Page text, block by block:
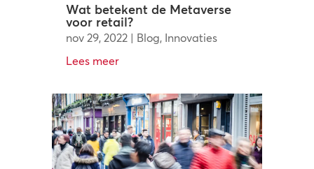
Wat betekent de Metaverse
voor retail?
nov 29, 2022| Blog, Innovaties
Lees meer